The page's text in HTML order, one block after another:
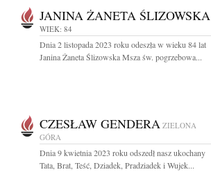
JANINA ŻANETA ŚLIZOWSKA
WIEK: 84
Dnia 2 listopada 2023 roku odeszła w wieku 84 lat
Janina Żaneta Ślizowska Msza św. pogrzebowa...
CZESŁAW GENDERA ZIELONA
GÓRA
Dnia 9 kwietnia 2023 roku odszedł nasz ukochany
Tata, Brat, Teść, Dziadek, Pradziadek i Wujek...